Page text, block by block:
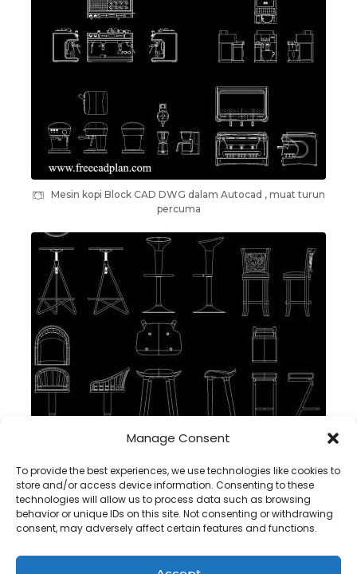
Manage Consent
To provide the best experiences, we use technologies like cookies to
store and/or access device information. Consenting to these
technologies will allow us to process data such as browsing
behavior or unique IDs on this site. Not consenting or withdrawing
consent, may adversely affect certain features and functions.
Mesin kopi Block CAD DWG dalam Autocad , muat turun
percuma
kerusi bar dwg block cad dalam autocad , muat turun